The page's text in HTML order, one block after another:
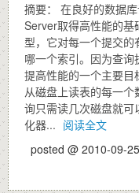
摘要： 在良好的数据
Server取得高性能的
型，它对每一个提交
哪一个索引。因为查
提高性能的一个主要
从磁盘上读表的每一
询只需读几次磁盘就
化器... 阅读全文
posted @ 2010-09-